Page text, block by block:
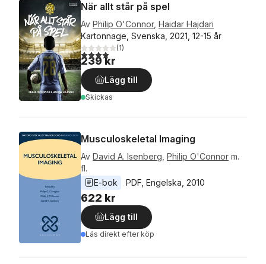
När allt står på spel
Av Philip O'Connor, Haidar Hajdari
Kartonnage, Svenska, 2021, 12-15 år
4,0utav 5 stjärnor. Totalt antal röster:
(1)
239 kr
Lägg till
Skickas
Musculoskeletal Imaging
Av David A. Isenberg Philip O'Connor m.
fl.
E-bok
PDF Engelska 2010
622 kr
Lägg till
Läs direkt efter köp